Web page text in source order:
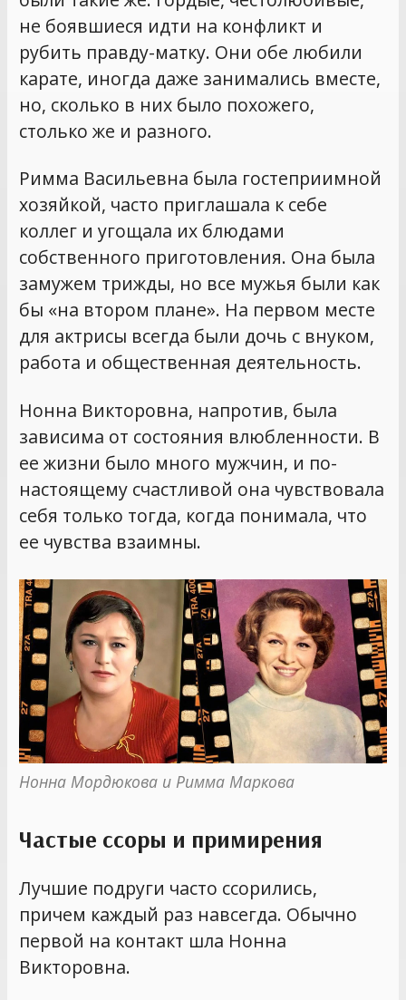
не боявшиеся идти на конфликт и
рубить правду-матку. Они обе любили
карате, иногда даже занимались вместе,
но, сколько в них было похожего,
столько же и разного.
Римма Васильевна была гостеприимной
хозяйкой, часто приглашала к себе
коллег и угощала их блюдами
собственного приготовления. Она была
замужем трижды, но все мужья были как
бы «на втором плане». На первом месте
для актрисы всегда были дочь с внуком,
работа и общественная деятельность.
Нонна Викторовна, напротив, была
зависима от состояния влюбленности. В
ее жизни было много мужчин, и по-
настоящему счастливой она чувствовала
себя только тогда, когда понимала, что
ее чувства взаимны.
Нонна Мордюкова и Римма Маркова
Частые ссоры и примирения
Лучшие подруги часто ссорились,
причем каждый раз навсегда. Обычно
первой на контакт шла Нонна
Викторовна.